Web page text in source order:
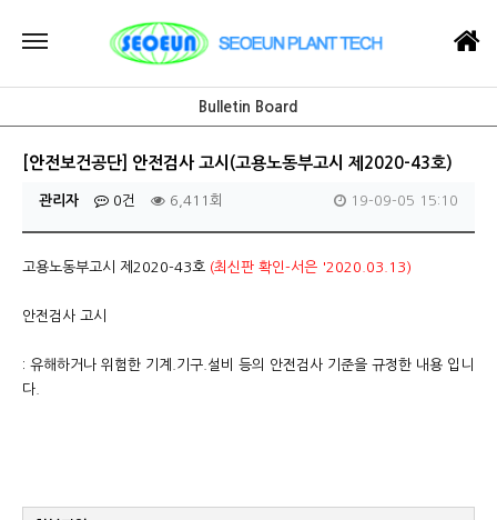
Bulletin Board
[안전보건공단] 안전검사 고시(고용노동부고시 제2020-43호)
관리자 0건 6,411회 19-09-05 15:10
고용노동부고시 제2020-43호 (최신판 확인-서은 '2020.03.13)
안전검사 고시
: 유해하거나 위험한 기계.기구.설비 등의 안전검사 기준을 규정한 내용 입니
다.